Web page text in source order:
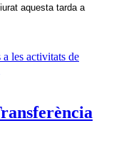
aquesta tarda a